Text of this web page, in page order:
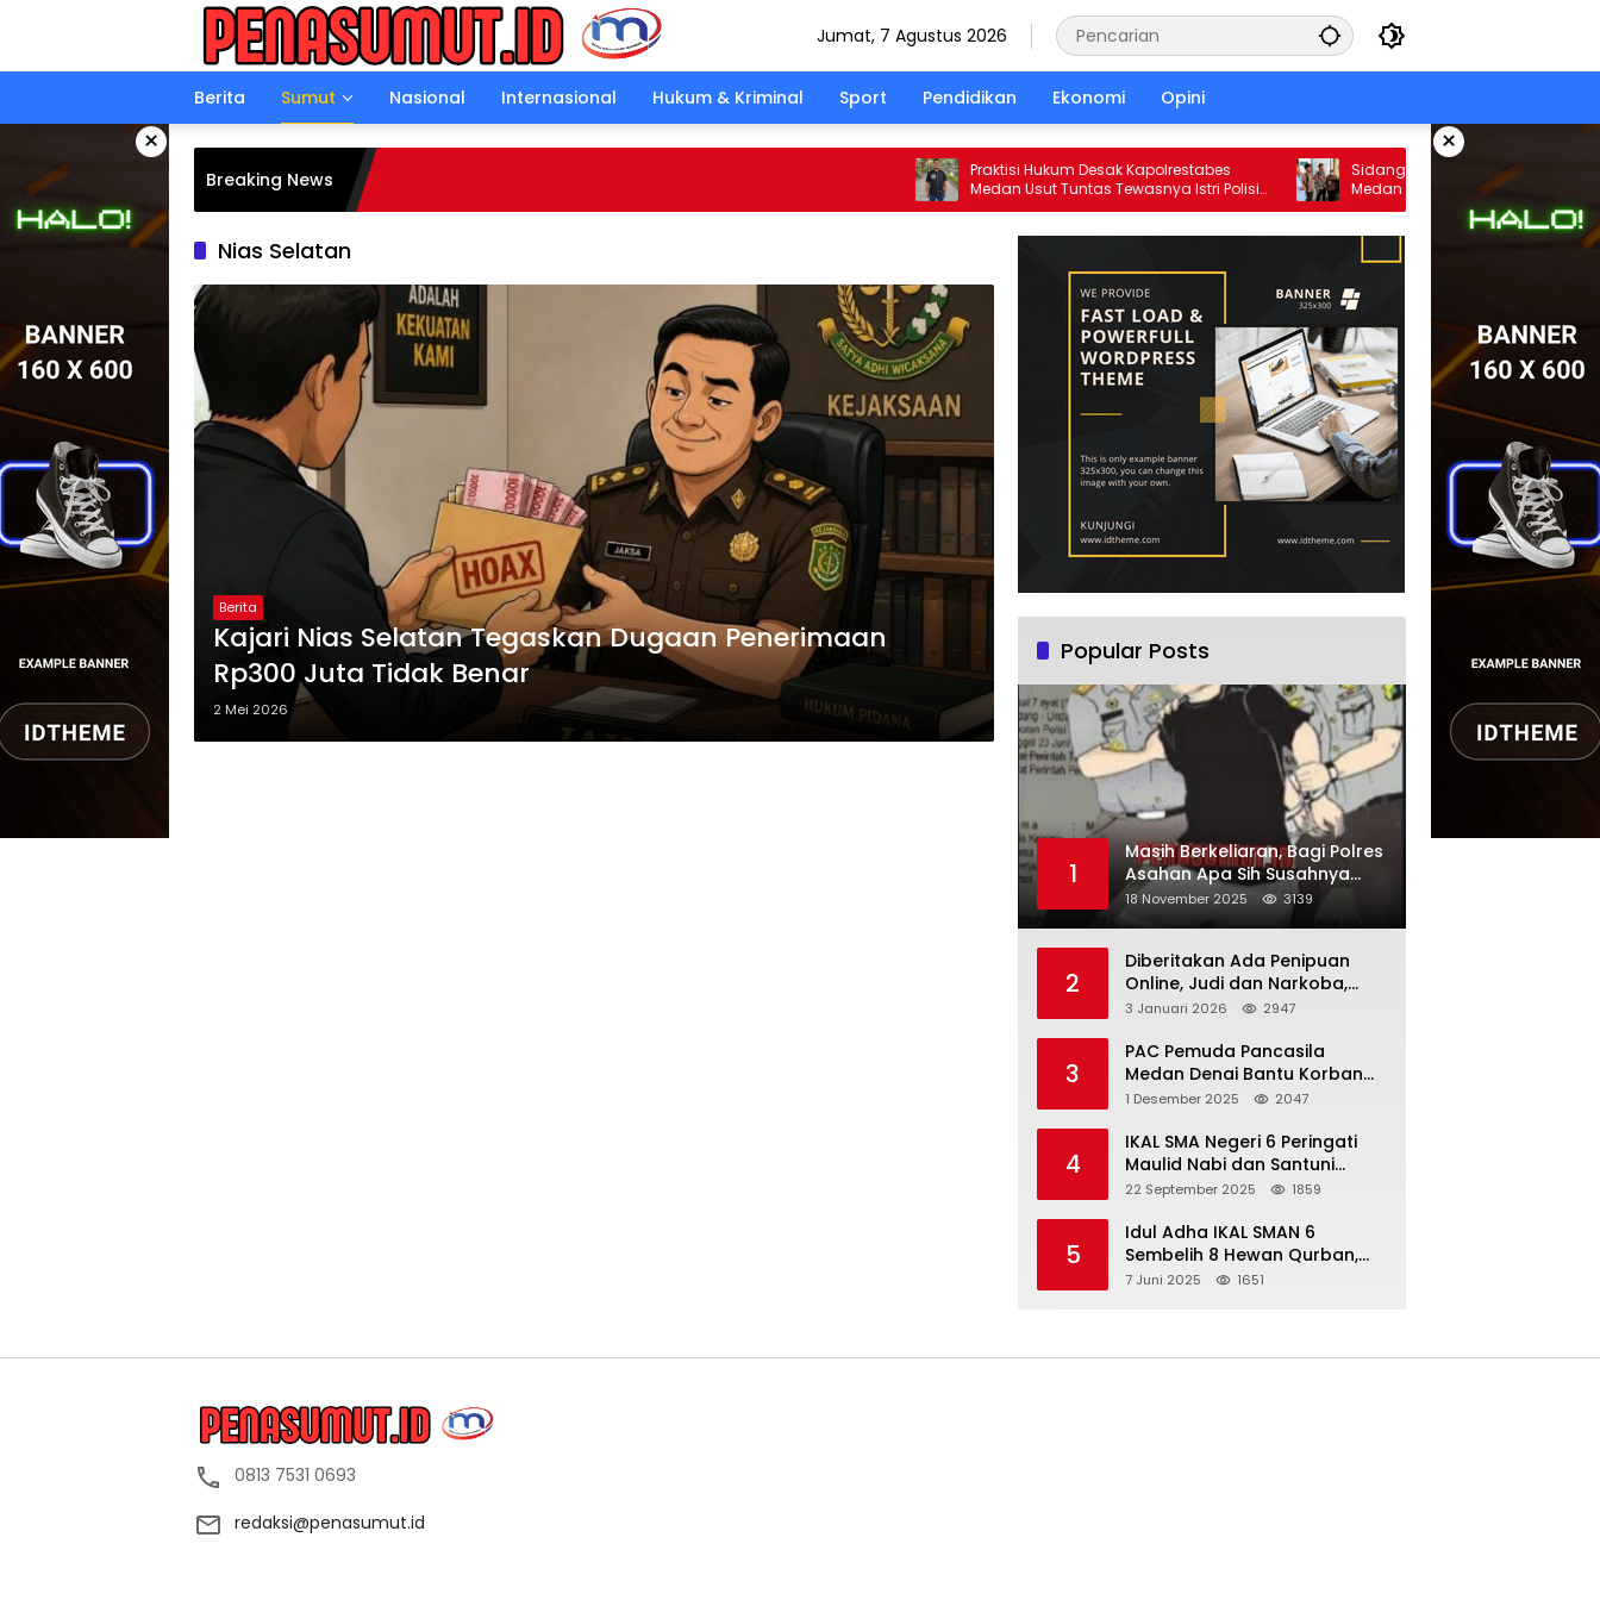
Jumat, 7 Agustus 2026
Berita Sumut Nasional Internasional Hukum & Kriminal Sport Pendidikan Ekonomi Opini
× ×
Breaking News
Praktisi Hukum Desak Kapolrestabes
Medan Usut Tuntas Tewasnya Istri Polisi
di Helvetia
Sidang Praperadilan Arjoni Berlanjut, LBH
Medan Tegaskan SP3 Polda Sumut
Cacat Hukum
Nias Selatan
Berita
Kajari Nias Selatan Tegaskan Dugaan Penerimaan
Rp300 Juta Tidak Benar
2 Mei 2026
Popular Posts
1
Masih Berkeliaran, Bagi Polres
Asahan Apa Sih Susahnya
Menangkap Martono
18 November 2025 3139
2
Diberitakan Ada Penipuan
Online, Judi dan Narkoba,
Karutan Kabanjhe Sebut Hoax
Beryanggungjawab
3 Januari 2026 2947
3
PAC Pemuda Pancasila
Medan Denai Bantu Korban
Banjir di Tiga Kelurahan
1 Desember 2025 2047
4
IKAL SMA Negeri 6 Peringati
Maulid Nabi dan Santuni
Yatim Piatu Anak Alumni
22 September 2025 1859
5
Idul Adha IKAL SMAN 6
Sembelih 8 Hewan Qurban,
Seluruh Siswa Guru dan ASN
7 Juni 2025 1651
0813 7531 0693
redaksi@penasumut.id